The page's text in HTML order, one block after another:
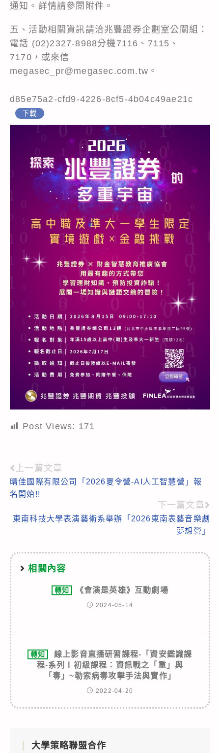
通知。詳情請參閱附件。
五、活動相關資訊請洽兆豐證券企劃室公關組：
電話 (02)2327-8988分機7116、7115、
7170，或來信
megasec_pr@megasec.com.tw。
d85e75a2-cfd9-4226-8cf5-4b04c49ae21c
下載
Post Views: 171
Read
more
上一篇文章
晴佳國際有限公司「2026夏令營-AI人工智慧營」報
名開始!!
下一篇文章
東南科技大學表演藝術系舉辦「2026東南表藝音樂劇
夢想營」
相關內容
轉知 《會演是英雄》互動劇場
2024-05-14
轉知
線上影音直播研習課程-「資安鑑識課
程-系列Ⅰ初級課程：資訊戰之「重」與
「毒」~勒索病毒攻擊手法與實作」
2022-04-20
大學策略聯盟合作